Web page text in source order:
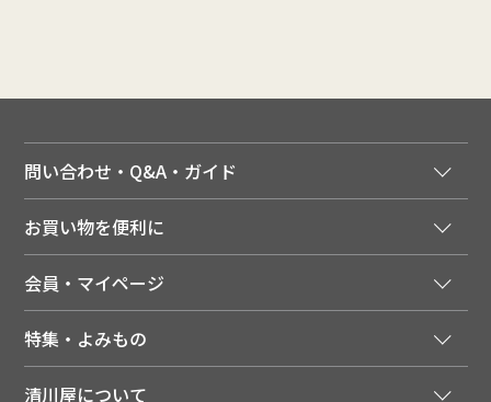
問い合わせ・Q&A・ガイド
ご利用ガイド
領収書について
送料について
配達日について
お買い物を便利に
季節のカタログを無料でお届け
店舗・ECポイント共通アプリ
LINEお友だち登録
会員・マイページ
会員特典について
特集・よみもの
清川屋について